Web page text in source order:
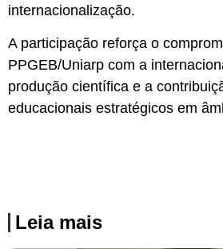
internacionalização.
A participação reforça o
PPGEB/Uniarp com a
produção científica e a
educacionais estratégicos em
Leia mais